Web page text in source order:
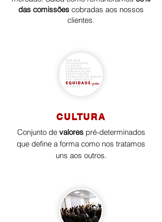
das comissões cobradas aos nossos
clientes.
CULTURA
Conjunto de valores pré-determinados
que define a forma como nos tratamos
uns aos outros.